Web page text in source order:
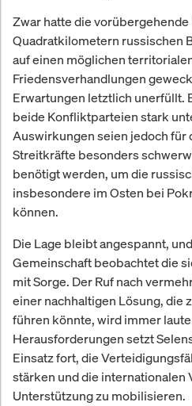
Zwar hatte die
Quadratkilometern russischen
auf einen möglichen
Friedensverhandlungen
Erwartungen letztlich unerfüllt.
beide Konfliktparteien stark
Auswirkungen seien jedoch für
Streitkräfte besonders
benötigt werden, um die
insbesondere im Osten bei
können.
Die Lage bleibt angespannt,
Gemeinschaft beobachtet die
mit Sorge. Der Ruf nach
einer nachhaltigen Lösung, die
führen könnte, wird immer
Herausforderungen setzt
Einsatz fort, die
stärken und die internationalen
Unterstützung zu mobilisieren.